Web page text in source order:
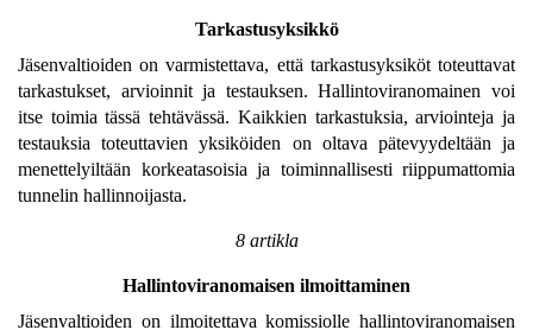
Tarkastusyksikkö
Jäsenvaltioiden on varmistettava, että tarkastusyksiköt toteuttavat
tarkastukset, arvioinnit ja testauksen. Hallintoviranomainen voi
itse toimia tässä tehtävässä. Kaikkien tarkastuksia, arviointeja ja
testauksia toteuttavien yksiköiden on oltava pätevyydeltään ja
menettelyiltään korkeatasoisia ja toiminnallisesti riippumattomia
tunnelin hallinnoijasta.
8 artikla
Hallintoviranomaisen ilmoittaminen
Jäsenvaltioiden on ilmoitettava komissiolle hallintoviranomaisen